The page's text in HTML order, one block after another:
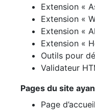
Extension «
Extension «
Extension «
Extension «
Outils pour
Validateur
Pages du site
Page